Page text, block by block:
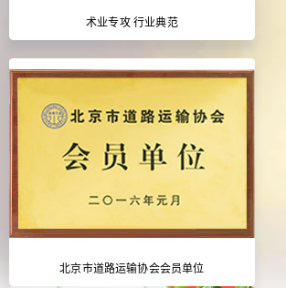
术业专攻 行业典范
北京市道路运输协会会员单位